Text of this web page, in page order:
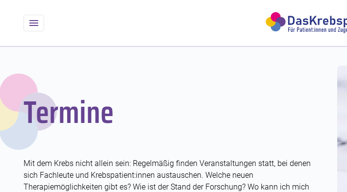
Termine
Mit dem Krebs nicht allein sein: Regelmäßig finden Veranstaltungen statt, bei denen
sich Fachleute und Krebspatient:innen austauschen. Welche neuen
Therapiemöglichkeiten gibt es? Wie ist der Stand der Forschung? Wo kann ich mich